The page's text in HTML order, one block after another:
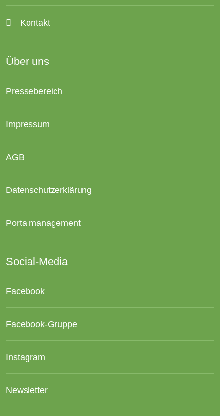
Kontakt
Über uns
Pressebereich
Impressum
AGB
Datenschutzerklärung
Portalmanagement
Social-Media
Facebook
Facebook-Gruppe
Instagram
Newsletter